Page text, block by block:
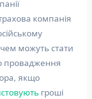
компанія
можуть стати
провадження
якщо
гроші